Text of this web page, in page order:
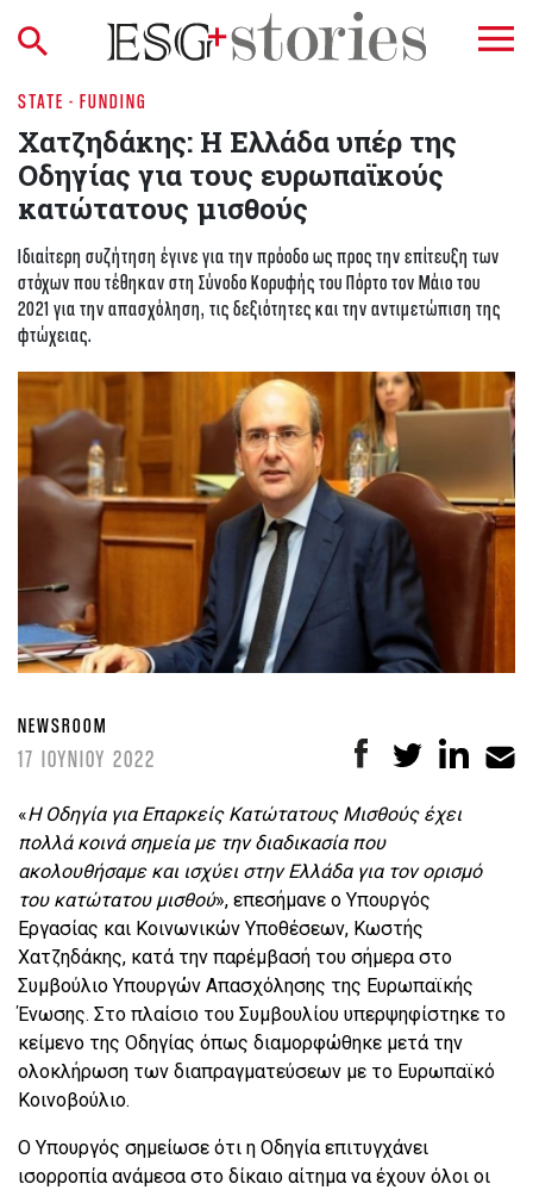
STATE - FUNDING
Χατζηδάκης: Η Ελλάδα υπέρ της
Οδηγίας για τους ευρωπαϊκούς
κατώτατους μισθούς
Ιδιαίτερη συζήτηση έγινε για την πρόοδο ως προς την επίτευξη των
στόχων που τέθηκαν στη Σύνοδο Κορυφής του Πόρτο τον Μάιο του
2021 για την απασχόληση, τις δεξιότητες και την αντιμετώπιση της
φτώχειας.
NEWSROOM
17 ΙΟΥΝΙΟΥ 2022
«H Οδηγία για Επαρκείς Κατώτατους Μισθούς έχει
πολλά κοινά σημεία με την διαδικασία που
ακολουθήσαμε και ισχύει στην Ελλάδα για τον ορισμό
του κατώτατου μισθού», επεσήμανε ο Υπουργός
Εργασίας και Κοινωνικών Υποθέσεων, Κωστής
Χατζηδάκης, κατά την παρέμβασή του σήμερα στο
Συμβούλιο Υπουργών Απασχόλησης της Ευρωπαϊκής
Ένωσης. Στο πλαίσιο του Συμβουλίου υπερψηφίστηκε το
κείμενο της Οδηγίας όπως διαμορφώθηκε μετά την
ολοκλήρωση των διαπραγματεύσεων με το Ευρωπαϊκό
Κοινοβούλιο.
Ο Υπουργός σημείωσε ότι η Οδηγία επιτυγχάνει
ισορροπία ανάμεσα στο δίκαιο αίτημα να έχουν όλοι οι